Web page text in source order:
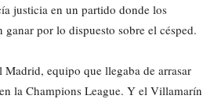
justicia en un partido donde los
por lo dispuesto sobre el césped.
Madrid, equipo que llegaba de arrasar
la Champions League. Y el Villamarín